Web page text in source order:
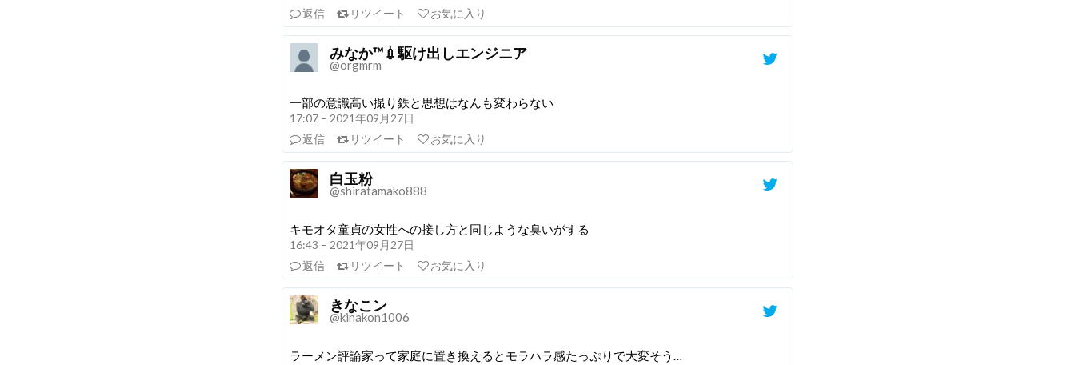
返信
リツイート お気に入り
みなか™💉駆け出しエンジニア
@orgmrm
一部の意識高い撮り鉄と思想はなんも変わらない
17:07 – 2021年09月27日
返信
リツイート お気に入り
白玉粉
@shiratamako888
キモオタ童貞の女性への接し方と同じような臭いがする
16:43 – 2021年09月27日
返信
リツイート お気に入り
きなこン
@kinakon1006
ラーメン評論家って家庭に置き換えるとモラハラ感たっぷりで大変そう…